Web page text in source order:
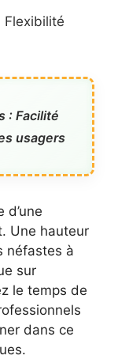
Flexibilité
: Facilité
usagers
d’une
Une hauteur
néfastes à
sur
le temps de
dans ce